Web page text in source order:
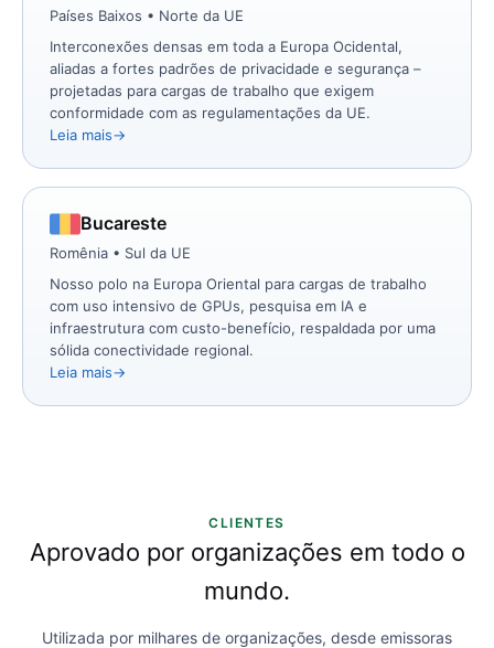
Países Baixos • Norte da UE
Interconexões densas em toda a Europa Ocidental,
aliadas a fortes padrões de privacidade e segurança –
projetadas para cargas de trabalho que exigem
conformidade com as regulamentações da UE.
Leia mais
Bucareste
Romênia • Sul da UE
Nosso polo na Europa Oriental para cargas de trabalho
com uso intensivo de GPUs, pesquisa em IA e
infraestrutura com custo-benefício, respaldada por uma
sólida conectividade regional.
Leia mais
CLIENTES
Aprovado por organizações em todo o
mundo.
Utilizada por milhares de organizações, desde emissoras